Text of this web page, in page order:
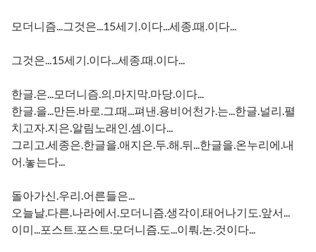
모더니즘...그것은...15세기.이다...세종.때.이다...
그것은...15세기.이다...세종.때.이다...
한글.은...모더니즘.의.마지막.마당.이다...
한글.을...만든.바로.그.때...펴낸.용비어천가.는...한글.널리.펼
치고자.지은.알림노래인.셈.이다...
그리고.세종은.한글을.애지은.두.해.뒤...한글을.온누리에.내
어.놓는다...
돌아가신.우리.어른들은...
오늘날.다른.나라에서.모더니즘.생각이.태어나기도.앞서...
이미...포스트.포스트.모더니즘.도...이뤄.논.것이다...